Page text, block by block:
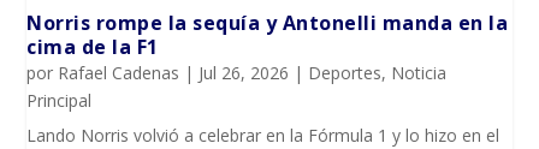
Norris rompe la sequía y Antonelli manda en la
cima de la F1
por Rafael Cadenas | Jul 26, 2026 | Deportes, Noticia
Principal
Lando Norris volvió a celebrar en la Fórmula 1 y lo hizo en el